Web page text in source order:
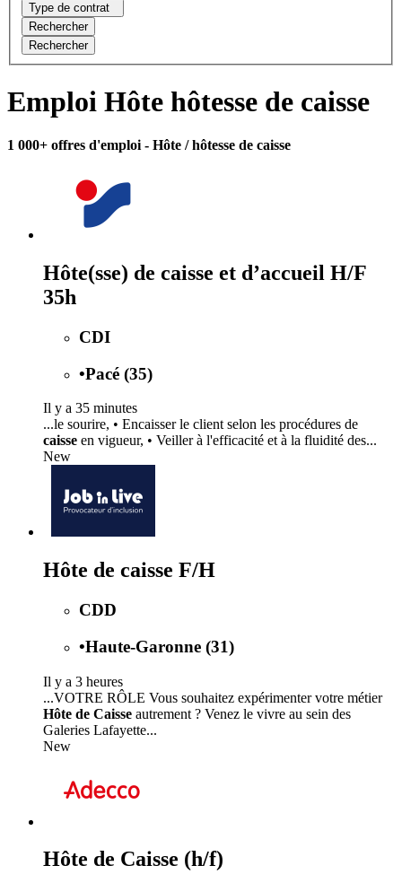
Type de contrat
Rechercher
Rechercher
Emploi Hôte hôtesse de caisse
1 000+ offres d'emploi - Hôte / hôtesse de caisse
Hôte(sse) de caisse et d’accueil H/F
35h
CDI
•Pacé (35)
Il y a 35 minutes
...le sourire, • Encaisser le client selon les procédures de
caisse en vigueur, • Veiller à l'efficacité et à la fluidité des...
New
Hôte de caisse F/H
CDD
•Haute-Garonne (31)
Il y a 3 heures
...VOTRE RÔLE Vous souhaitez expérimenter votre métier
Hôte de Caisse autrement ? Venez le vivre au sein des
Galeries Lafayette...
New
Hôte de Caisse (h/f)